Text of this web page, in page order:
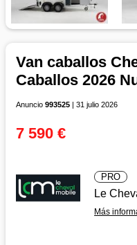
Van caballos
Caballos 2026
Anuncio 993525 | 31 julio 2026
7 590 €
PRO
Le
Más